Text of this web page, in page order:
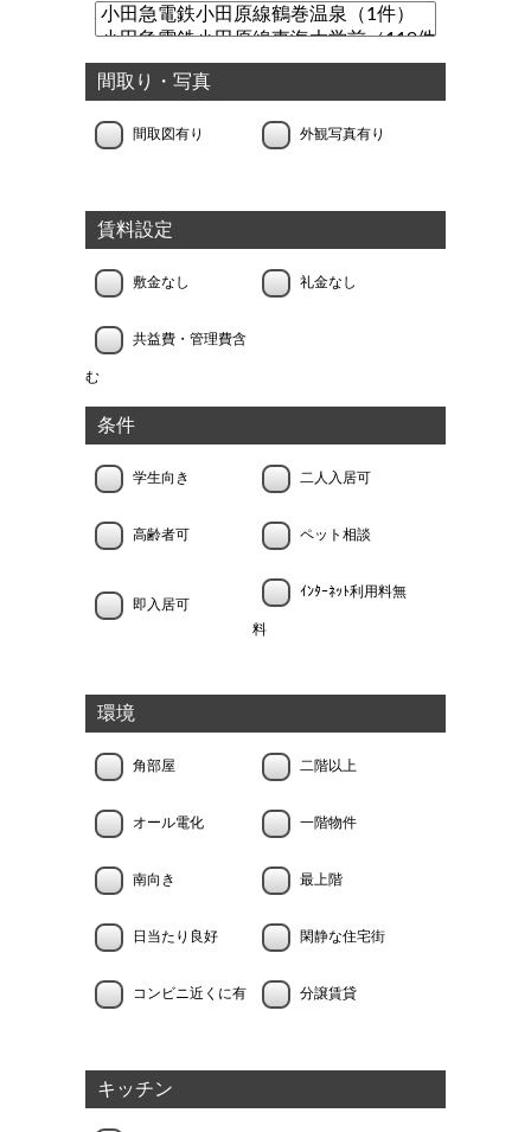
間取り・写真
間取図有り 外観写真有り
賃料設定
敷金なし 礼金なし
共益費・管理費含
む
条件
学生向き 二人入居可
高齢者可 ペット相談
即入居可
ｲﾝﾀｰﾈｯﾄ利用料無
料
環境
角部屋 二階以上
オール電化 一階物件
南向き 最上階
日当たり良好 閑静な住宅街
コンビニ近くに有 分譲賃貸
キッチン